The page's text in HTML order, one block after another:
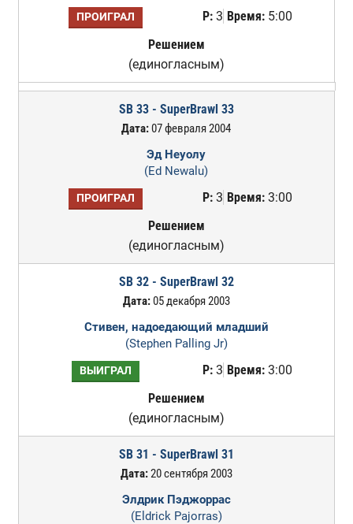
ПРОИГРАЛ Р:3 Время:5:00
Решением
(единогласным)
SB 33 - SuperBrawl 33
Дата:07 февраля 2004
Эд Неуолу
(Ed Newalu)
ПРОИГРАЛ Р:3 Время:3:00
Решением
(единогласным)
SB 32 - SuperBrawl 32
Дата:05 декабря 2003
Стивен, надоедающий младший
(Stephen Palling Jr)
ВЫИГРАЛ Р:3 Время:3:00
Решением
(единогласным)
SB 31 - SuperBrawl 31
Дата:20 сентября 2003
Элдрик Пэджоррас
(Eldrick Pajorras)